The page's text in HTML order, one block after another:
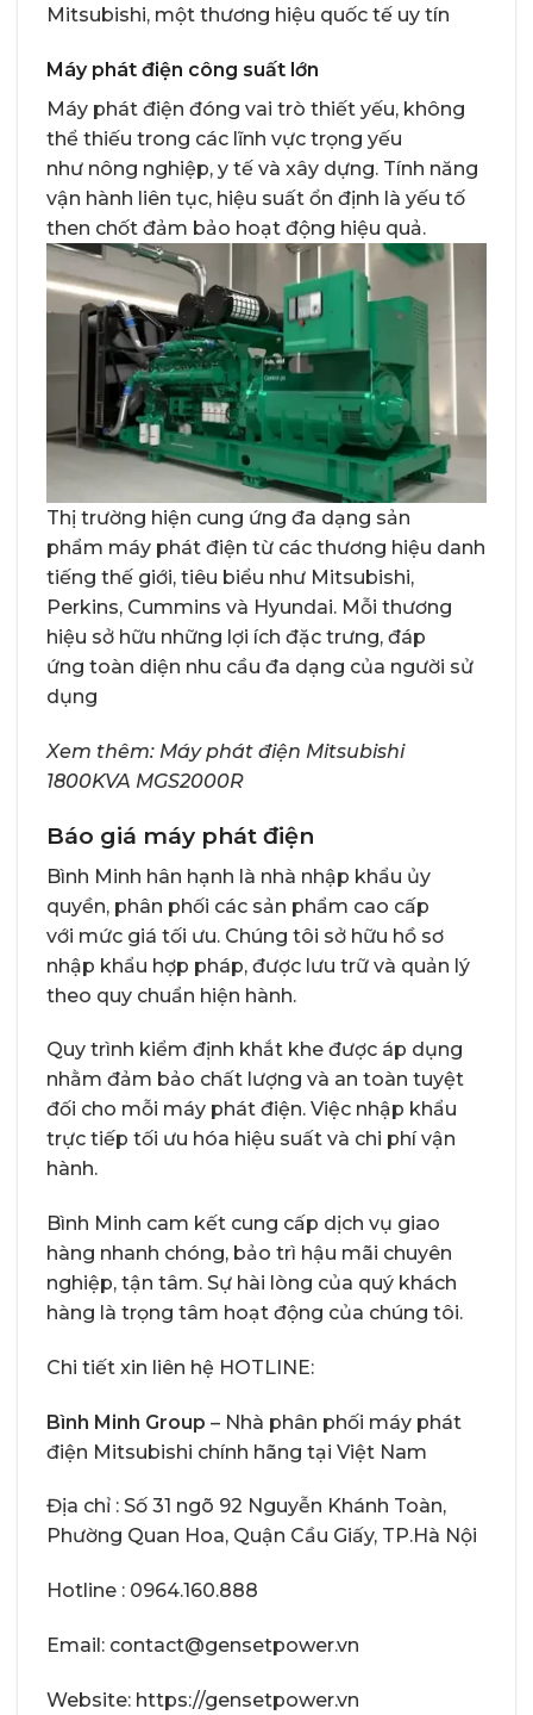
Mitsubishi, một thương hiệu quốc tế uy tín
Máy phát điện công suất lớn
Máy phát điện đóng vai trò thiết yếu, không
thể thiếu trong các lĩnh vực trọng yếu
như nông nghiệp, y tế và xây dựng. Tính năng
vận hành liên tục, hiệu suất ổn định là yếu tố
then chốt đảm bảo hoạt động hiệu quả.
Thị trường hiện cung ứng đa dạng sản
phẩm máy phát điện từ các thương hiệu danh
tiếng thế giới, tiêu biểu như Mitsubishi,
Perkins, Cummins và Hyundai. Mỗi thương
hiệu sở hữu những lợi ích đặc trưng, đáp
ứng toàn diện nhu cầu đa dạng của người sử
dụng
Xem thêm: Máy phát điện Mitsubishi
1800KVA MGS2000R
Báo giá máy phát điện
Bình Minh hân hạnh là nhà nhập khẩu ủy
quyền, phân phối các sản phẩm cao cấp
với mức giá tối ưu. Chúng tôi sở hữu hồ sơ
nhập khẩu hợp pháp, được lưu trữ và quản lý
theo quy chuẩn hiện hành.
Quy trình kiểm định khắt khe được áp dụng
nhằm đảm bảo chất lượng và an toàn tuyệt
đối cho mỗi máy phát điện. Việc nhập khẩu
trực tiếp tối ưu hóa hiệu suất và chi phí vận
hành.
Bình Minh cam kết cung cấp dịch vụ giao
hàng nhanh chóng, bảo trì hậu mãi chuyên
nghiệp, tận tâm. Sự hài lòng của quý khách
hàng là trọng tâm hoạt động của chúng tôi.
Chi tiết xin liên hệ HOTLINE:
Bình Minh Group – Nhà phân phối máy phát
điện Mitsubishi chính hãng tại Việt Nam
Địa chỉ : Số 31 ngõ 92 Nguyễn Khánh Toàn,
Phường Quan Hoa, Quận Cầu Giấy, TP.Hà Nội
Hotline : 0964.160.888
Email: contact@gensetpower.vn
Website: https://gensetpower.vn